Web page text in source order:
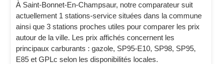
À Saint-Bonnet-En-Champsaur, notre comparateur suit
actuellement 1 stations-service situées dans la commune
ainsi que 3 stations proches utiles pour comparer les prix
autour de la ville. Les prix affichés concernent les
principaux carburants : gazole, SP95-E10, SP98, SP95,
E85 et GPLc selon les disponibilités locales.